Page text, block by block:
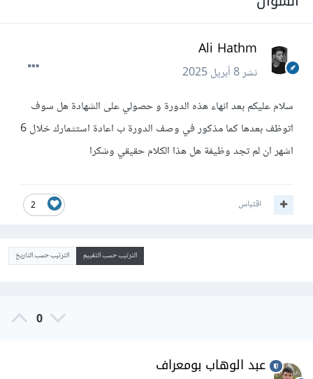
Ali Hathm
نشر8 أبريل 2025
سلام عليكم بعد انهاء هذه الدورة و حصولي على الشهادة هل سوف
اتوظف بعدها كما مذكور في وصف الدورة ب اعادة استثمارك خلال 6
اشهر ان لم تجد وظيفة هل هذا الكلام حقيقي وشكرا
2 اقتباس
الترتيب حسب التقييم الترتيب حسب التاريخ
0
عبد الوهاب بومعراف